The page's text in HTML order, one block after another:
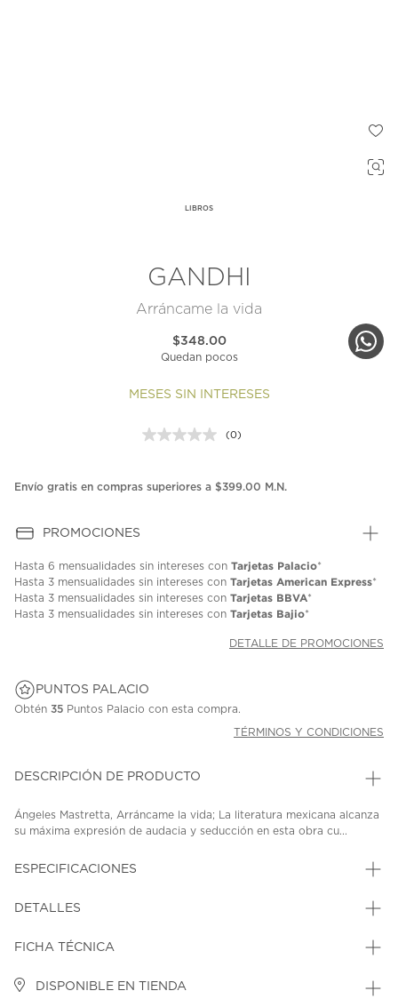
LIBROS
GANDHI
Arráncame la vida
$348.00
Quedan pocos
MESES SIN INTERESES
Sin
en
(0)
Envío gratis en compras superiores a $399.00 M.N.
PROMOCIONES
Hasta 6 mensualidades sin intereses con Tarjetas Palacio*
Hasta 3 mensualidades sin intereses con Tarjetas American Express*
Hasta 3 mensualidades sin intereses con Tarjetas BBVA*
Hasta 3 mensualidades sin intereses con Tarjetas Bajio*
DETALLE DE PROMOCIONES
PUNTOS PALACIO
Obtén 35 Puntos Palacio con esta compra.
TÉRMINOS Y CONDICIONES
DESCRIPCIÓN DE PRODUCTO
Ángeles Mastretta, Arráncame la vida; La literatura mexicana alcanza
su máxima expresión de audacia y seducción en esta obra cu...
ESPECIFICACIONES
DETALLES
FICHA TÉCNICA
DISPONIBLE EN TIENDA